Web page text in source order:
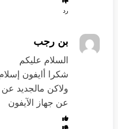
رد
بن رجب
السلام عليكم
شكرا أايفون
ولاكن مالجديد عن
عن جهاز الآيفون